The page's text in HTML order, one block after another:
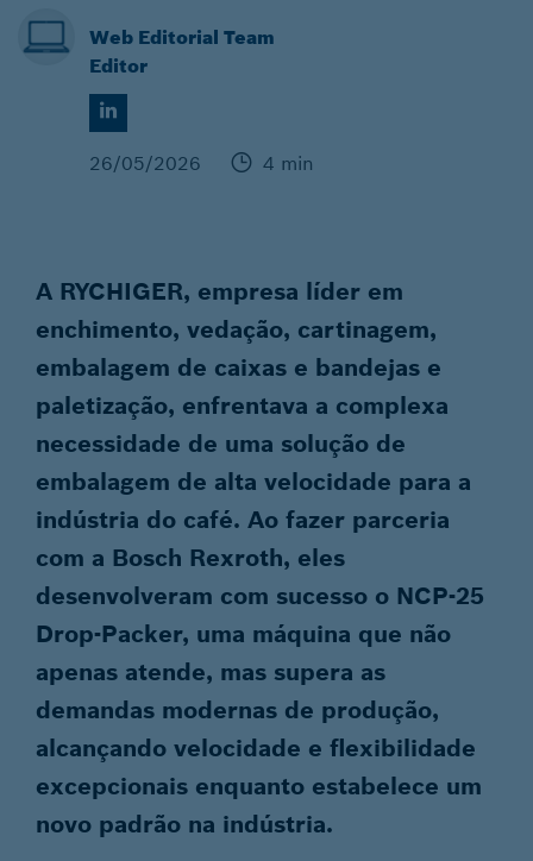
Web Editorial Team
Editor
26/05/2026 4 min
A RYCHIGER, empresa líder em
enchimento, vedação, cartinagem,
embalagem de caixas e bandejas e
paletização, enfrentava a complexa
necessidade de uma solução de
embalagem de alta velocidade para a
indústria do café. Ao fazer parceria
com a Bosch Rexroth, eles
desenvolveram com sucesso o NCP-25
Drop-Packer, uma máquina que não
apenas atende, mas supera as
demandas modernas de produção,
alcançando velocidade e flexibilidade
excepcionais enquanto estabelece um
novo padrão na indústria.